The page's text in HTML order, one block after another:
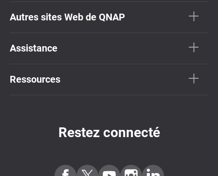
Autres sites Web de QNAP
Assistance
Ressources
Restez connecté